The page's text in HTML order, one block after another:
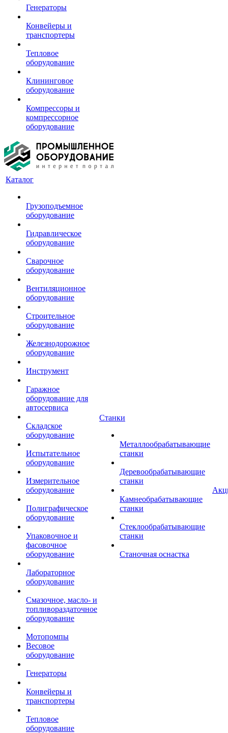
Генераторы
Конвейеры и
транспортеры
Тепловое
оборудование
Клининговое
оборудование
Компрессоры и
компрессорное
оборудование
Каталог
Грузоподъемное
оборудование
Гидравлическое
оборудование
Сварочное
оборудование
Вентиляционное
оборудование
Строительное
оборудование
Железнодорожное
оборудование
Инструмент
Гаражное
оборудование для
автосервиса
Складское
оборудование
Испытательное
оборудование
Измерительное
оборудование
Полиграфическое
оборудование
Упаковочное и
фасовочное
оборудование
Лабораторное
оборудование
Смазочное, масло- и
топливораздаточное
оборудование
Мотопомпы
Весовое
оборудование
Генераторы
Конвейеры и
транспортеры
Тепловое
оборудование
Станки
Металлообрабатывающие
станки
Деревообрабатывающие
станки
Камнеобрабатывающие
станки
Стеклообрабатывающие
станки
Станочная оснастка